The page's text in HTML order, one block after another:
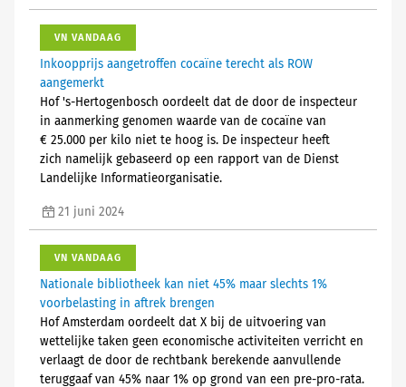
VN VANDAAG
Inkoopprijs aangetroffen cocaïne terecht als ROW
aangemerkt
Hof 's-Hertogenbosch oordeelt dat de door de inspecteur
in aanmerking genomen waarde van de cocaïne van
€ 25.000 per kilo niet te hoog is. De inspecteur heeft
zich namelijk gebaseerd op een rapport van de Dienst
Landelijke Informatieorganisatie.
21 juni 2024
VN VANDAAG
Nationale bibliotheek kan niet 45% maar slechts 1%
voorbelasting in aftrek brengen
Hof Amsterdam oordeelt dat X bij de uitvoering van
wettelijke taken geen economische activiteiten verricht en
verlaagt de door de rechtbank berekende aanvullende
teruggaaf van 45% naar 1% op grond van een pre-pro-rata.